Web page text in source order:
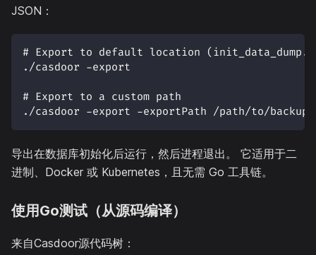
JSON：
# Export to default location
./casdoor -export
# Export to a custom path
./casdoor -export -exportPath /path/to/
导出在数据库初始化后运行，然后进程退出。 它适用于二
进制、Docker 或 Kubernetes，且无需 Go 工具链。
使用Go测试（从源码编译）
来自Casdoor源代码树：